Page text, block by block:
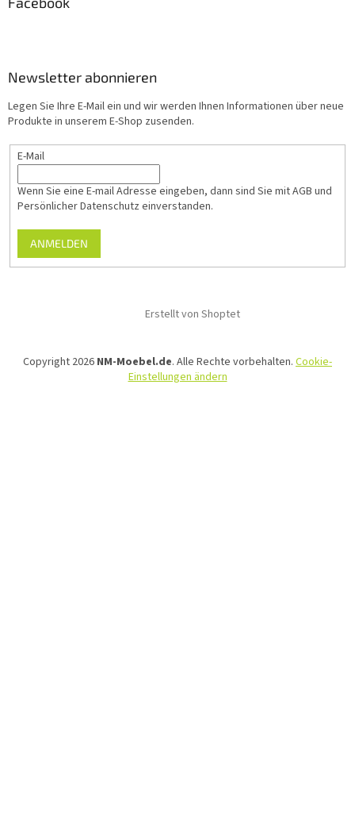
Newsletter abonnieren
Legen Sie Ihre E-Mail ein und wir werden Ihnen Informationen über neue
Produkte in unserem E-Shop zusenden.
E-Mail
Wenn Sie eine E-mail Adresse eingeben, dann sind Sie mit AGB und
Persönlicher Datenschutz einverstanden.
ANMELDEN
Erstellt von Shoptet
Copyright 2026 NM-Moebel.de. Alle Rechte vorbehalten. Cookie-
Einstellungen ändern